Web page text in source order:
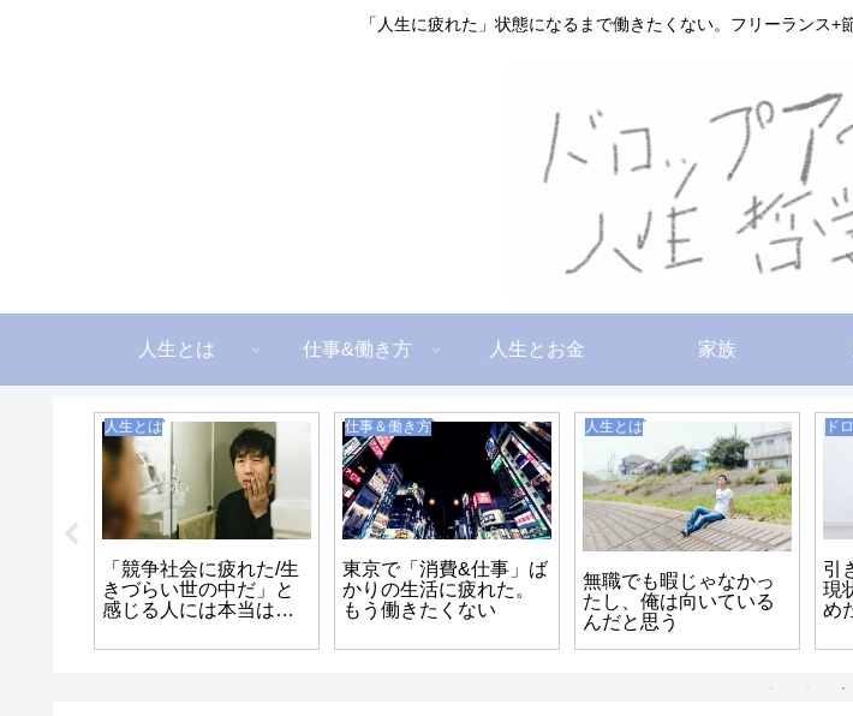
「人生に疲れた」状態になるまで働きたくない。フリーランス
人生とは 仕事&働き方 人生とお金 家族
人生とは
「競争社会に疲れた/生
きづらい世の中だ」と
感じる人には本当は才
仕事＆働き方
東京で「消費&仕事」ば
かりの生活に疲れた。
もう働きたくない
人生とは
無職でも暇じゃなかっ
たし、俺は向いている
んだと思う
ド
引
現
め